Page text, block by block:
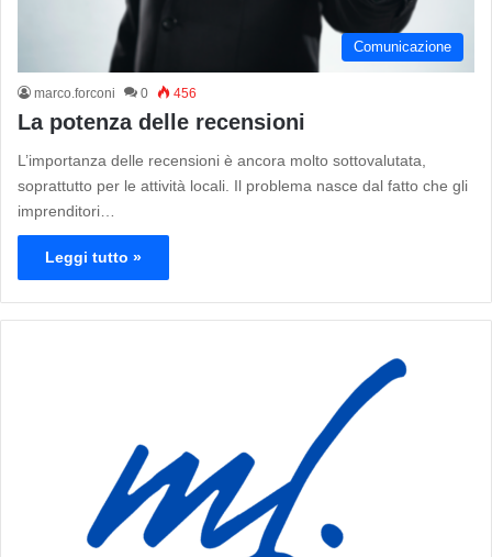
Comunicazione
marco.forconi 0 456
La potenza delle recensioni
L’importanza delle recensioni è ancora molto sottovalutata,
soprattutto per le attività locali. Il problema nasce dal fatto che gli
imprenditori…
Leggi tutto »